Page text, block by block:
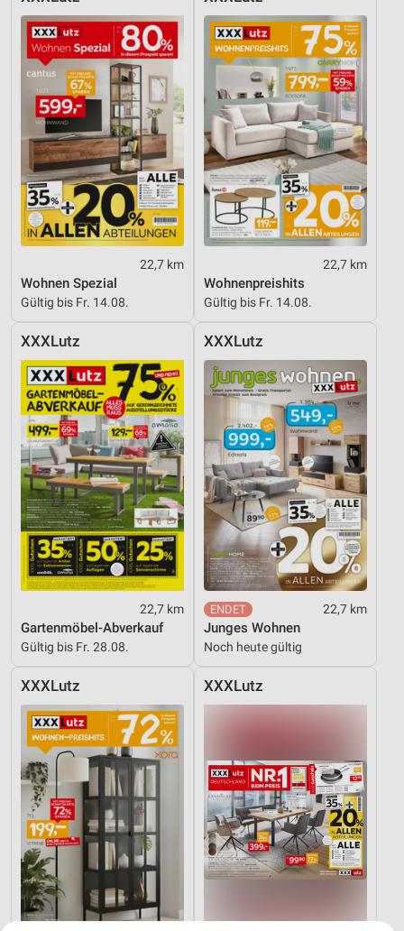
22,7 km
Wohnen Spezial
Gültig bis Fr. 14.08.
22,7 km
Wohnenpreishits
Gültig bis Fr. 14.08.
XXXLutz
22,7 km
Gartenmöbel-Abverkauf
Gültig bis Fr. 28.08.
XXXLutz
22,7 km
Junges Wohnen
Noch heute gültig
XXXLutz XXXLutz